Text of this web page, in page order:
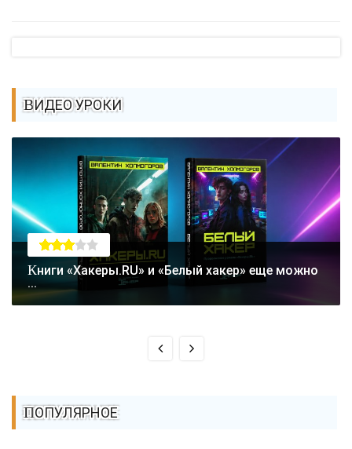
ВИДЕО УРОКИ
Книги «Хакеры.RU» и «Белый хакер» еще можно
...
ПОПУЛЯРНОЕ